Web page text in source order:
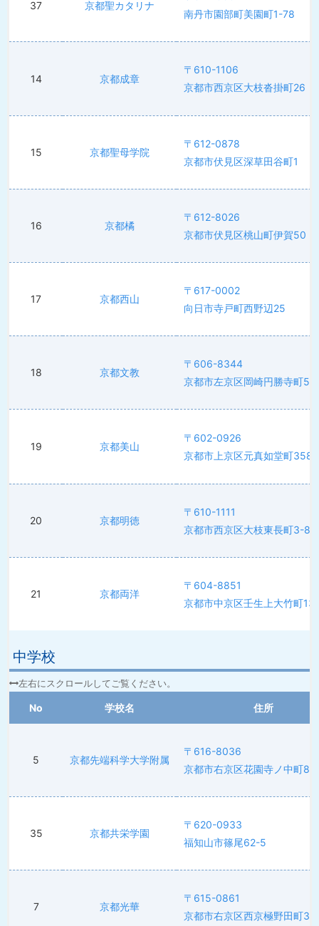
37 京都聖カタリナ
南丹市園部町美園町1-78
14 京都成章
〒610-1106
京都市西京区大枝沓掛町26
15 京都聖母学院
〒612-0878
京都市伏見区深草田谷町1
16 京都橘
〒612-8026
京都市伏見区桃山町伊賀50
17 京都西山
〒617-0002
向日市寺戸町西野辺25
18 京都文教
〒606-8344
京都市左京区岡崎円勝寺町5
19 京都美山
〒602-0926
京都市上京区元真如堂町358
20 京都明徳
〒610-1111
京都市西京区大枝東長町3-8
21 京都両洋
〒604-8851
京都市中京区壬生上大竹町13
中学校
No 学校名 住所
5 京都先端科学大学附属
〒616-8036
京都市右京区花園寺ノ中町8
35 京都共栄学園
〒620-0933
福知山市篠尾62-5
7 京都光華
〒615-0861
京都市右京区西京極野田町39